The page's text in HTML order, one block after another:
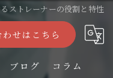
ストレーナーの役割と特性
せはこちら
ブログ コラム